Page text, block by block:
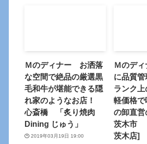
Ｍのディナー お洒落
な空間で絶品の厳選黒
毛和牛が堪能できる隠
れ家のようなお店！
心斎橋 「炙り焼肉
Dining じゅう」
2019年03月19日 19:00
Ｍのデ
に品質
ランク
軽価格で
の卸直
茨木市
茨木店]